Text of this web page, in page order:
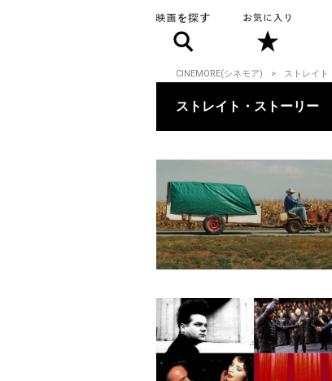
CINEMORE(シネモア) ストレイト
ストレイト・ストーリー